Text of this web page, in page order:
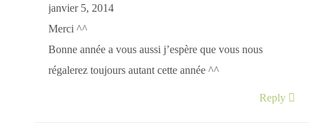
janvier 5, 2014
Merci ^^
Bonne année a vous aussi j’espère que vous nous
régalerez toujours autant cette année ^^
Reply